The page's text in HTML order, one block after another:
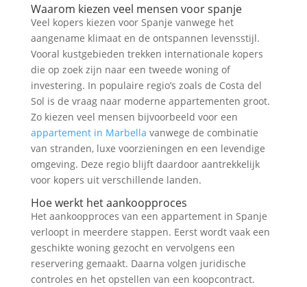
Waarom kiezen veel mensen voor spanje
Veel kopers kiezen voor Spanje vanwege het
aangename klimaat en de ontspannen levensstijl.
Vooral kustgebieden trekken internationale kopers
die op zoek zijn naar een tweede woning of
investering. In populaire regio’s zoals de Costa del
Sol is de vraag naar moderne appartementen groot.
Zo kiezen veel mensen bijvoorbeeld voor een
appartement in Marbella vanwege de combinatie
van stranden, luxe voorzieningen en een levendige
omgeving. Deze regio blijft daardoor aantrekkelijk
voor kopers uit verschillende landen.
Hoe werkt het aankoopproces
Het aankoopproces van een appartement in Spanje
verloopt in meerdere stappen. Eerst wordt vaak een
geschikte woning gezocht en vervolgens een
reservering gemaakt. Daarna volgen juridische
controles en het opstellen van een koopcontract.